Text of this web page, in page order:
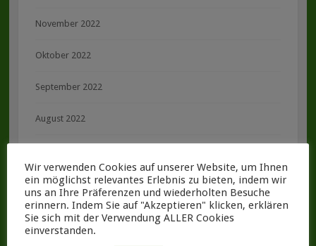
November 2022
Oktober 2022
September 2022
August 2022
Juni 2022
Mai 2022
Wir verwenden Cookies auf unserer Website, um Ihnen
ein möglichst relevantes Erlebnis zu bieten, indem wir
uns an Ihre Präferenzen und wiederholten Besuche
erinnern. Indem Sie auf "Akzeptieren" klicken, erklären
Sie sich mit der Verwendung ALLER Cookies
einverstanden.